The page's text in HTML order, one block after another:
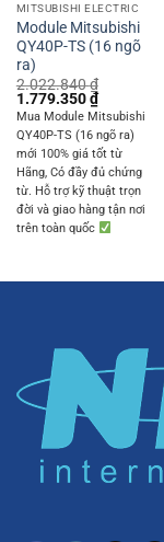
MITSUBISHI ELECTRIC
Module Mitsubishi
QY40P-TS (16 ngõ
ra)
2.022.840₫
Original
price
was:
2.022.840 ₫.
1.779.350₫Current
price
is:
Mua Module Mitsubishi
QY40P-TS (16 ngõ ra)
mới 100% giá tốt từ
Hãng, Có đầy đủ chứng
từ. Hỗ trợ kỹ thuật trọn
đời và giao hàng tận nơi
trên toàn quốc